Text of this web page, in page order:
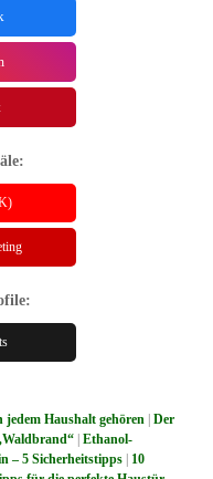
Haushalt gehören |Der
|Ethanol-
– 5 Sicherheitstipps | 10